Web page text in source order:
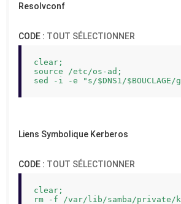
Resolvconf
CODE : TOUT SÉLECTIONNER
clear;
source /etc/os-ad;
sed -i -e "s/$DNS1/
Liens Symbolique Kerberos
CODE : TOUT SÉLECTIONNER
clear;
rm -f /var/lib/samba/private/